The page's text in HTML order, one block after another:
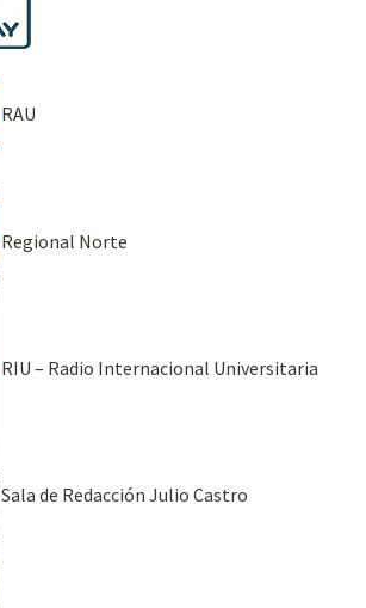
RAU
Regional Norte
RIU – Radio Internacional Universitaria
Sala de Redacción Julio Castro